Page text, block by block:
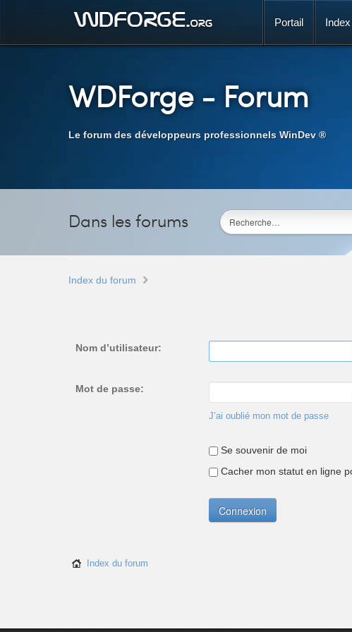
Portail
WDForge- Forum
Le forum des développeurs professionnels WinDev ®
Dans les forums
Index du forum
Nom d’utilisateur:
Mot de passe:
J’ai oublié mon mot de passe
Se souvenir de moi
Cacher mon statut en ligne
Index du forum